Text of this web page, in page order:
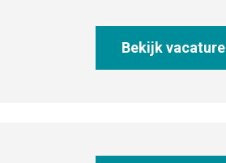
Bekijk vacature